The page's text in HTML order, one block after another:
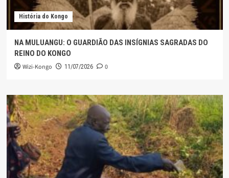
História do Kongo
NA MULUANGU: O GUARDIÃO DAS INSÍGNIAS SAGRADAS DO
REINO DO KONGO
Wizi-Kongo 11/07/2026 0